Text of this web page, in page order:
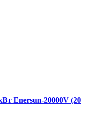
Enersun-20000V (20